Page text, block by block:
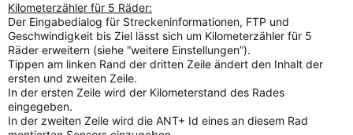
Kilometerzähler für 5 Räder:
Der Eingabedialog für Streckeninformationen, FTP und
Geschwindigkeit bis Ziel lässt sich um Kilometerzähler für 5
Räder erweitern (siehe “weitere Einstellungen”).
Tippen am linken Rand der dritten Zeile ändert den Inhalt der
ersten und zweiten Zeile.
In der ersten Zeile wird der Kilometerstand des Rades
eingegeben.
In der zweiten Zeile wird die ANT+ Id eines an diesem Rad